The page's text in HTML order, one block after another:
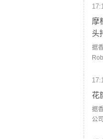
摩
头
据
花
据
公